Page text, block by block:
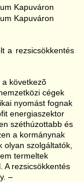
a rezsicsökkentés
következõ
cégek
nyomást fognak
energiaszektor
széthúzottabb és
a kormánynak
olyan szolgáltatók,
termeltek
A rezsicsökkentés
–